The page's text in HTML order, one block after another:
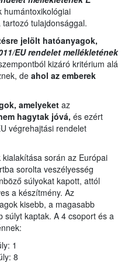
humántoxikológiai
tulajdonsággal.
jelölt hatóanyagok,
EU rendelet mellékletének
kizáró kritérium alá
deahol az emberek
amelyeketaz
hagytak jóvá, és ezért
végrehajtási rendelet
során az Európai
sorolta veszélyesség
súlyokat kapott, attól
a készítmény. Az
kisebb, a magasabb
súlyt kaptak. A 4 csoport és a
1
8